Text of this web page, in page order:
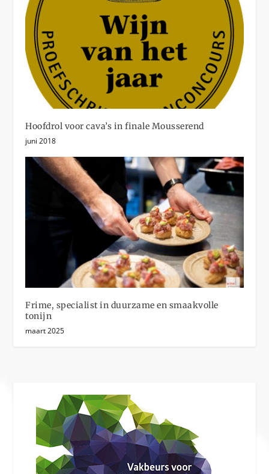
Hoofdrol voor cava’s in finale Mousserend
juni 2018
Frime, specialist in duurzame en smaakvolle
tonijn
maart 2025